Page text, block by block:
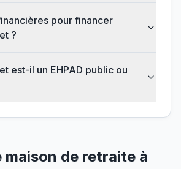
pour financer
?
est-il un EHPAD public ou
maison de retraite à